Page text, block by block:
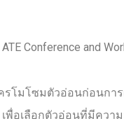
Conference and
โมโซมตัวอ่อนก่อนกา
เพื่อเลือกตัวอ่อนที่มีค